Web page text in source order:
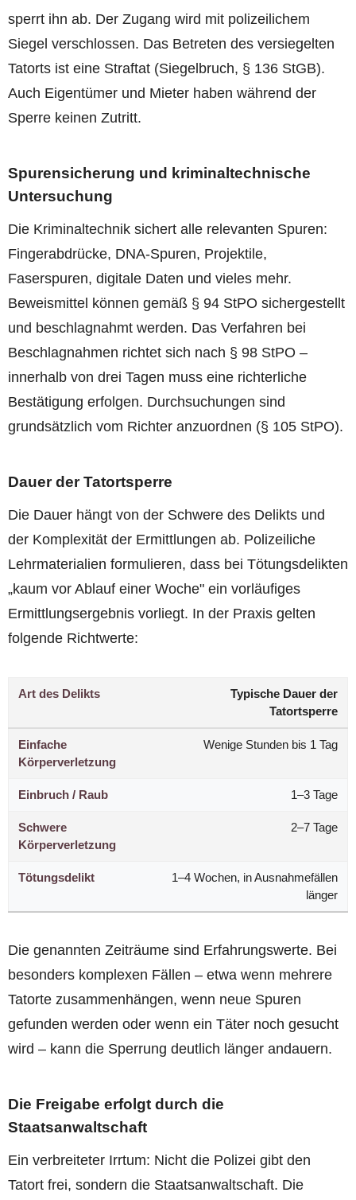
sperrt ihn ab. Der Zugang wird mit polizeilichem
Siegel verschlossen. Das Betreten des versiegelten
Tatorts ist eine Straftat (Siegelbruch, § 136 StGB).
Auch Eigentümer und Mieter haben während der
Sperre keinen Zutritt.
Spurensicherung und kriminaltechnische
Untersuchung
Die Kriminaltechnik sichert alle relevanten Spuren:
Fingerabdrücke, DNA-Spuren, Projektile,
Faserspuren, digitale Daten und vieles mehr.
Beweismittel können gemäß § 94 StPO sichergestellt
und beschlagnahmt werden. Das Verfahren bei
Beschlagnahmen richtet sich nach § 98 StPO –
innerhalb von drei Tagen muss eine richterliche
Bestätigung erfolgen. Durchsuchungen sind
grundsätzlich vom Richter anzuordnen (§ 105 StPO).
Dauer der Tatortsperre
Die Dauer hängt von der Schwere des Delikts und
der Komplexität der Ermittlungen ab. Polizeiliche
Lehrmaterialien formulieren, dass bei Tötungsdelikten
„kaum vor Ablauf einer Woche" ein vorläufiges
Ermittlungsergebnis vorliegt. In der Praxis gelten
folgende Richtwerte:
Art des Delikts
Typische Dauer der
Tatortsperre
Einfache
Körperverletzung
Wenige Stunden bis 1 Tag
Einbruch / Raub 1–3 Tage
Schwere
Körperverletzung
2–7 Tage
Tötungsdelikt
1–4 Wochen, in Ausnahmefällen
länger
Die genannten Zeiträume sind Erfahrungswerte. Bei
besonders komplexen Fällen – etwa wenn mehrere
Tatorte zusammenhängen, wenn neue Spuren
gefunden werden oder wenn ein Täter noch gesucht
wird – kann die Sperrung deutlich länger andauern.
Die Freigabe erfolgt durch die
Staatsanwaltschaft
Ein verbreiteter Irrtum: Nicht die Polizei gibt den
Tatort frei, sondern die Staatsanwaltschaft. Die